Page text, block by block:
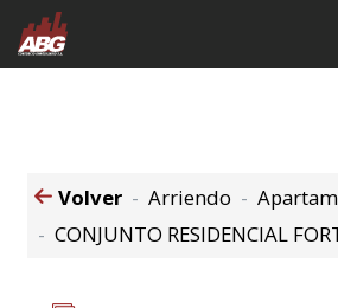
Volver Arriendo
CONJUNTO RESIDENCIAL